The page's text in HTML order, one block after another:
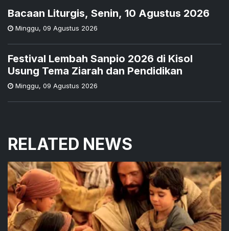
Bacaan Liturgis, Senin, 10 Agustus 2026
Minggu, 09 Agustus 2026
Festival Lembah Sanpio 2026 di Kisol
Usung Tema Ziarah dan Pendidikan
Minggu, 09 Agustus 2026
RELATED NEWS